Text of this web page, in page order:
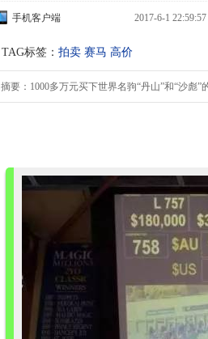
手机客户端 2017-6-1
TAG标签： 拍卖 赛马 高价
摘要：1000多万元买下世界名驹“丹山”和“沙彪”